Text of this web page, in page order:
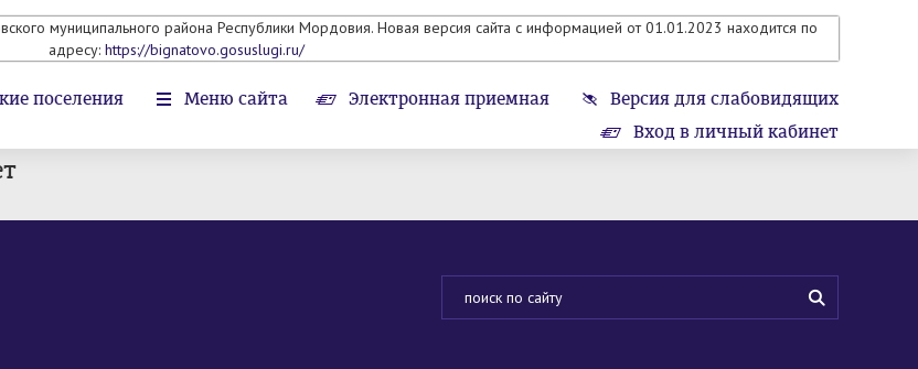
муниципального района Республики Мордовия. Новая версия сайта с информацией от 01.01.2023 находится по
адресу: https://bignatovo.gosuslugi.ru/
поселения Меню сайта Электронная приемная
Версия для слабовидящих
Вход в личный кабинет